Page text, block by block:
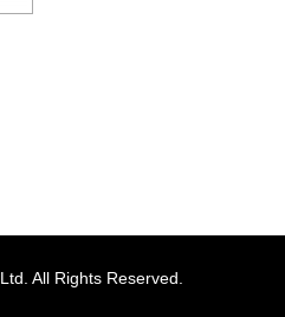
All Rights Reserved.